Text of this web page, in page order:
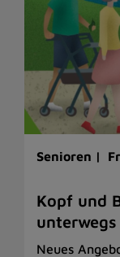
Senioren |
Kopf und
unterwegs
Neues